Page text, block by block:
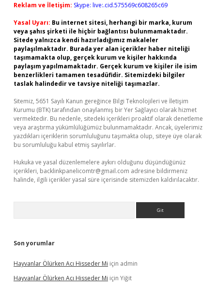
Reklam ve İletişim: Skype: live:.cid.575569c608265c69
Yasal Uyarı: Bu internet sitesi, herhangi bir marka, kurum
veya şahıs şirketi ile hiçbir bağlantısı bulunmamaktadır.
Sitede yalnızca kendi hazırladığımız makaleler
paylaşılmaktadır. Burada yer alan içerikler haber niteliği
taşımamakta olup, gerçek kurum ve kişiler hakkında
paylaşım yapılmamaktadır. Gerçek kurum ve kişiler ile isim
benzerlikleri tamamen tesadüfidir. Sitemizdeki bilgiler
taslak halindedir ve tavsiye niteliği taşımazlar.
Sitemiz, 5651 Sayılı Kanun gereğince Bilgi Teknolojileri ve İletişim
Kurumu (BTK) tarafından onaylanmış bir Yer Sağlayıcı olarak hizmet
vermektedir. Bu nedenle, sitedeki içerikleri proaktif olarak denetleme
veya araştırma yükümlülüğümüz bulunmamaktadır. Ancak, üyelerimiz
yazdıkları içeriklerin sorumluluğunu taşımakta olup, siteye üye olarak
bu sorumluluğu kabul etmiş sayılırlar.
Hukuka ve yasal düzenlemelere aykırı olduğunu düşündüğünüz
içerikleri, backlinkpanelicomtr@gmail.com adresine bildirmeniz
halinde, ilgili içerikler yasal süre içerisinde sitemizden kaldırılacaktır.
Son yorumlar
Hayvanlar Ölürken Acı Hisseder Mi için admin
Hayvanlar Ölürken Acı Hisseder Mi için Yiğit